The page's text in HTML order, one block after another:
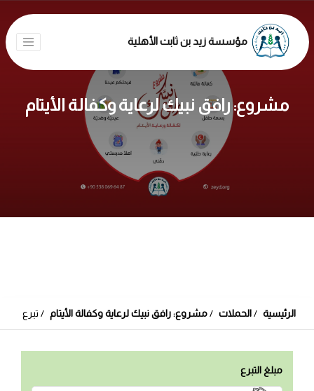
مؤسسة زيد بن ثابت الأهلية
مشروع: رافق نبيك لرعاية وكفالة الأيتام
الرئيسية الحملات مشروع: رافق نبيك لرعاية وكفالة الأيتام تبرع
مبلغ التبرع